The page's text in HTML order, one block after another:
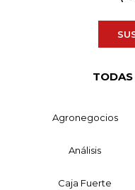
TODAS
Agronegocios
Análisis
Caja Fuerte